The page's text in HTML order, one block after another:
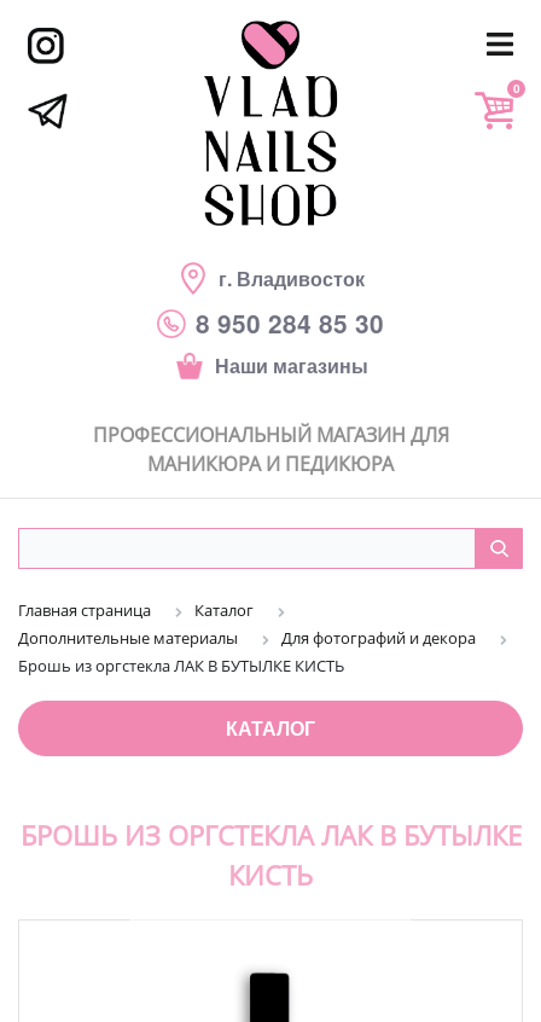
г. Владивосток
8 950 284 85 30
Наши магазины
0
ПРОФЕССИОНАЛЬНЫЙ МАГАЗИН ДЛЯ
МАНИКЮРА И ПЕДИКЮРА
Главная страница
Каталог
Дополнительные материалы
Для фотографий и декора
Брошь из оргстекла ЛАК В БУТЫЛКЕ КИСТЬ
КАТАЛОГ
БРОШЬ ИЗ ОРГСТЕКЛА ЛАК В БУТЫЛКЕ
КИСТЬ